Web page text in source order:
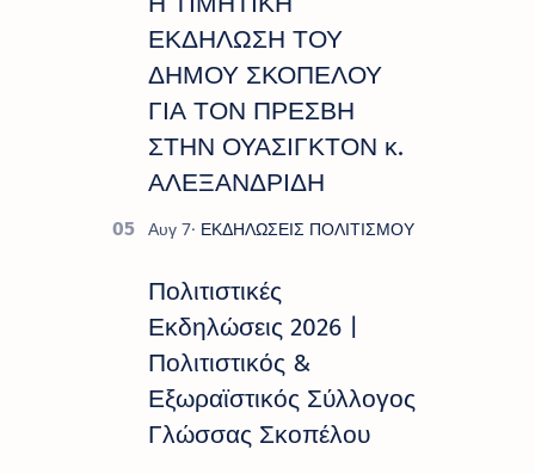
ΕΚΔΗΛΩΣΗ ΤΟΥ
ΔΗΜΟΥ ΣΚΟΠΕΛΟΥ
ΓΙΑ ΤΟΝ ΠΡΕΣΒΗ
ΣΤΗΝ ΟΥΑΣΙΓΚΤΟΝ κ.
ΑΛΕΞΑΝΔΡΙΔΗ
Πολιτιστικές
Εκδηλώσεις 2026 |
Πολιτιστικός &
Εξωραϊστικός Σύλλογος
Γλώσσας Σκοπέλου